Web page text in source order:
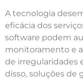
A tecnologia
eficácia dos
software podem
monitoramento e
de irregularidades
disso, soluções de